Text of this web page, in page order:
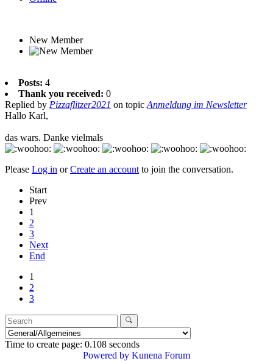
New Member
Posts: 4
Thank you received: 0
Replied by Pizzaflitzer2021 on topic Anmeldung im Newsletter
Hallo Karl,
das wars. Danke vielmals
Please Log in orCreate an account to join the conversation.
Start
Prev
1
2
3
Next
End
1
2
3
Time to create page: 0.108 seconds
Powered by Kunena Forum